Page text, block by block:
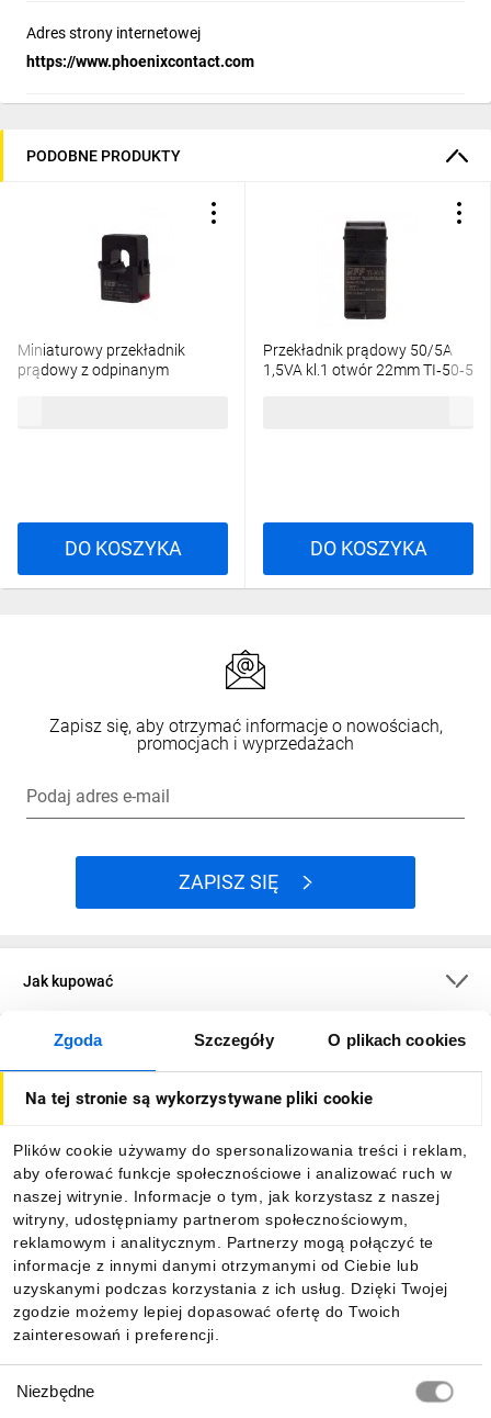
Zgoda Szczegóły O plikach cookies
Na tej stronie są wykorzystywane pliki cookie
Plików cookie używamy do spersonalizowania treści i reklam,
aby oferować funkcje społecznościowe i analizować ruch w
naszej witrynie. Informacje o tym, jak korzystasz z naszej
witryny, udostępniamy partnerom społecznościowym,
reklamowym i analitycznym. Partnerzy mogą połączyć te
informacje z innymi danymi otrzymanymi od Ciebie lub
uzyskanymi podczas korzystania z ich usług. Dzięki Twojej
zgodzie możemy lepiej dopasować ofertę do Twoich
zainteresowań i preferencji.
zgody
Niezbędne
Adres strony internetowej
https://www.phoenixcontact.com
PODOBNE PRODUKTY
Miniaturowy przekładnik
prądowy z odpinanym
DO KOSZYKA
Przekładnik prądowy 50/5A
1,5VA kl.1 otwór 22mm TI‑50‑5
DO KOSZYKA
Zapisz się, aby otrzymać informacje o nowościach,
promocjach i wyprzedażach
Podaj adres e-mail
ZAPISZ SIĘ
Jak kupować
O firmie
Informacje
Pobierz naszą aplikację mobilną: